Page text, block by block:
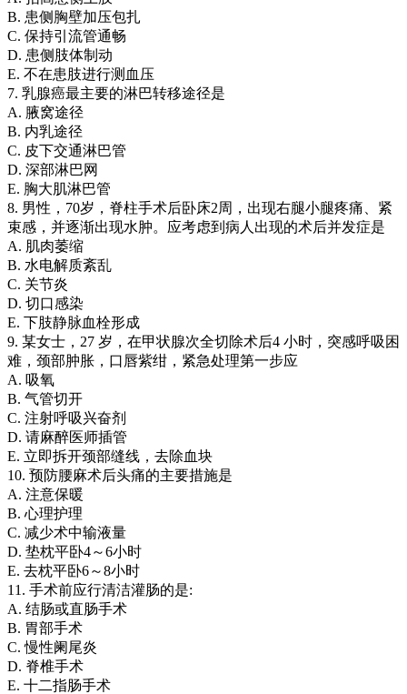
B. 患侧胸壁加压包扎
C. 保持引流管通畅
D. 患侧肢体制动
E. 不在患肢进行测血压
7. 乳腺癌最主要的淋巴转移途径是
A. 腋窝途径
B. 内乳途径
C. 皮下交通淋巴管
D. 深部淋巴网
E. 胸大肌淋巴管
8. 男性，70岁，脊柱手术后卧床2周，出现右腿小腿疼痛、紧
束感，并逐渐出现水肿。应考虑到病人出现的术后并发症是
A. 肌肉萎缩
B. 水电解质紊乱
C. 关节炎
D. 切口感染
E. 下肢静脉血栓形成
9. 某女士，27 岁，在甲状腺次全切除术后4 小时，突感呼吸困
难，颈部肿胀，口唇紫绀，紧急处理第一步应
A. 吸氧
B. 气管切开
C. 注射呼吸兴奋剂
D. 请麻醉医师插管
E. 立即拆开颈部缝线，去除血块
10. 预防腰麻术后头痛的主要措施是
A. 注意保暖
B. 心理护理
C. 减少术中输液量
D. 垫枕平卧4～6小时
E. 去枕平卧6～8小时
11. 手术前应行清洁灌肠的是:
A. 结肠或直肠手术
B. 胃部手术
C. 慢性阑尾炎
D. 脊椎手术
E. 十二指肠手术